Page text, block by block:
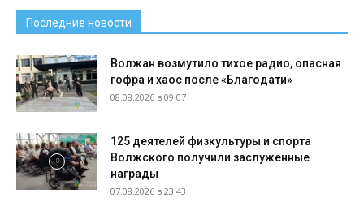
Последние новости
Волжан возмутило тихое радио, опасная
гофра и хаос после «Благодати»
08.08.2026 в 09:07
125 деятелей физкультуры и спорта
Волжского получили заслуженные
награды
07.08.2026 в 23:43